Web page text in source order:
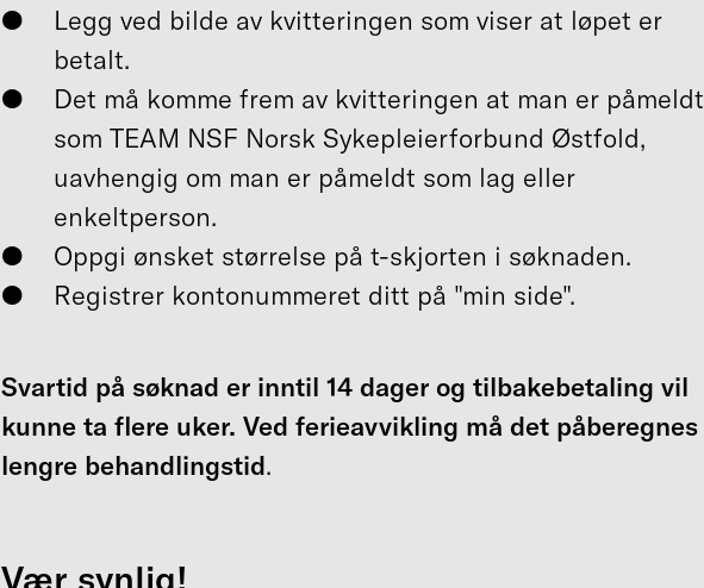
Legg ved bilde av kvitteringen som viser at løpet er
betalt.
Det må komme frem av kvitteringen at man er påmeldt
som TEAM NSF Norsk Sykepleierforbund Østfold,
uavhengig om man er påmeldt som lag eller
enkeltperson.
Oppgi ønsket størrelse på t-skjorten i søknaden.
Registrer kontonummeret ditt på "min side".
Svartid på søknad er inntil 14 dager og tilbakebetaling vil
kunne ta flere uker. Ved ferieavvikling må det påberegnes
lengre behandlingstid.